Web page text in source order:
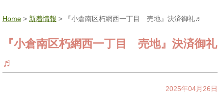
Home > 新着情報 > 『小倉南区朽網西一丁目 売地』決済御礼♬
『小倉南区朽網西一丁目 売地』決済御礼
♬
2025年04月26日